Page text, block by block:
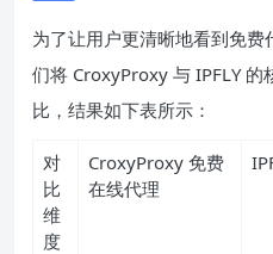
为了让用户更清晰地看到免
们将 CroxyProxy 与 IPFLY
比，结果如下表所示：
对
比
维
度
CroxyProxy 免费
在线代理